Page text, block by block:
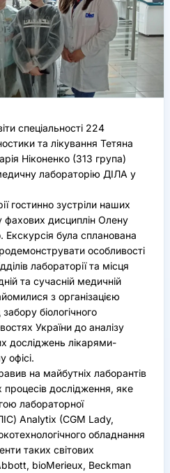
спеціальності 224
та лікування Тетяна
Ніконенко (313 група)
лабораторію ДІЛА у
гостинно зустріли наших
фахових дисциплін Олену
була спланована
особливості
лабораторії та місця
та сучасній медичній
з організацією
біологічного
України до аналізу
досліджень лікарями-
офісі.
на майбутніх лаборантів
процесів дослідження, яке
лабораторної
Analytix (CGM Lady,
обладнання
таких світових
bіоMerieux, Beckman